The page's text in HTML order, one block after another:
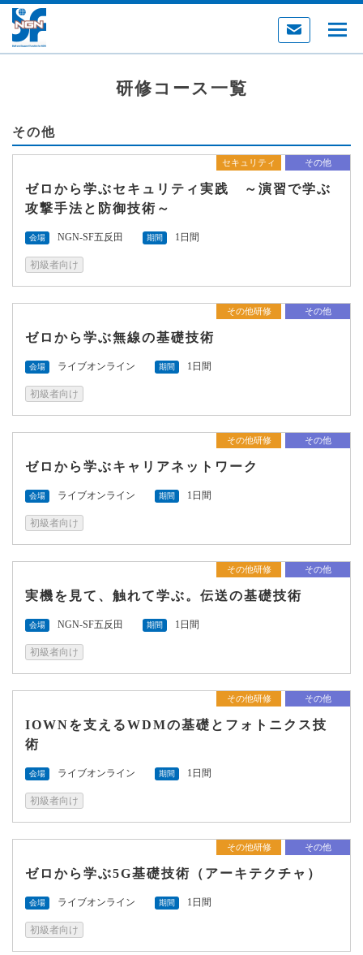
研修コース一覧
その他
ゼロから学ぶセキュリティ実践 ～演習で学ぶ
攻撃手法と防御技術～
会場 NGN-SF五反田 期間 1日間
初級者向け
セキュリティ その他
ゼロから学ぶ無線の基礎技術
会場 ライブオンライン 期間 1日間
初級者向け
その他研修 その他
ゼロから学ぶキャリアネットワーク
会場 ライブオンライン 期間 1日間
初級者向け
その他研修 その他
実機を見て、触れて学ぶ。伝送の基礎技術
会場 NGN-SF五反田 期間 1日間
初級者向け
その他研修 その他
IOWNを支えるWDMの基礎とフォトニクス技
術
会場 ライブオンライン 期間 1日間
初級者向け
その他研修 その他
ゼロから学ぶ5G基礎技術（アーキテクチャ）
会場 ライブオンライン 期間 1日間
初級者向け
その他研修 その他